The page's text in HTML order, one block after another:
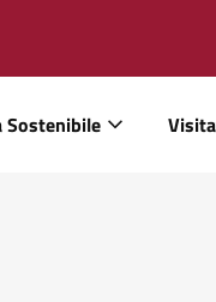
Sostenibile